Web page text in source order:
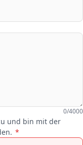
0/4000
und bin mit der
*